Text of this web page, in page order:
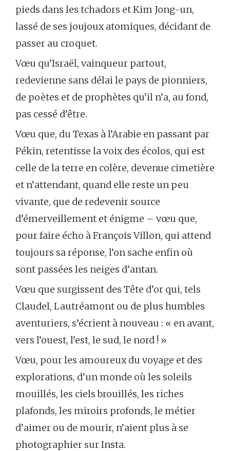
pieds dans les tchadors et Kim Jong-un,
lassé de ses joujoux atomiques, décidant de
passer au croquet.
Vœu qu’Israël, vainqueur partout,
redevienne sans délai le pays de pionniers,
de poètes et de prophètes qu’il n’a, au fond,
pas cessé d’être.
Vœu que, du Texas à l’Arabie en passant par
Pékin, retentisse la voix des écolos, qui est
celle de la terre en colère, devenue cimetière
et n’attendant, quand elle reste un peu
vivante, que de redevenir source
d’émerveillement et énigme – vœu que,
pour faire écho à François Villon, qui attend
toujours sa réponse, l’on sache enfin où
sont passées les neiges d’antan.
Vœu que surgissent des Tête d’or qui, tels
Claudel, Lautréamont ou de plus humbles
aventuriers, s’écrient à nouveau : « en avant,
vers l’ouest, l’est, le sud, le nord ! »
Vœu, pour les amoureux du voyage et des
explorations, d’un monde où les soleils
mouillés, les ciels brouillés, les riches
plafonds, les miroirs profonds, le métier
d’aimer ou de mourir, n’aient plus à se
photographier sur Insta.